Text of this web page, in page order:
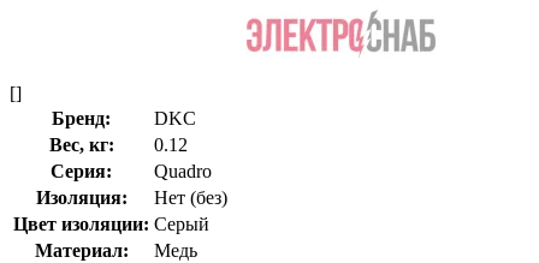
[]
Бренд:
DKC
Вес, кг:
0.12
Серия:
Quadro
Изоляция:
Нет (без)
Цвет изоляции: Серый
Материал:
Медь